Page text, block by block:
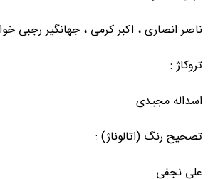
ناصر انصاری ، اکبر کرمی ، جهانگیر رجبی
تروکاژ :
اسداله مجیدی
تصحیح رنگ (اتالوناژ) :
علی نجفی